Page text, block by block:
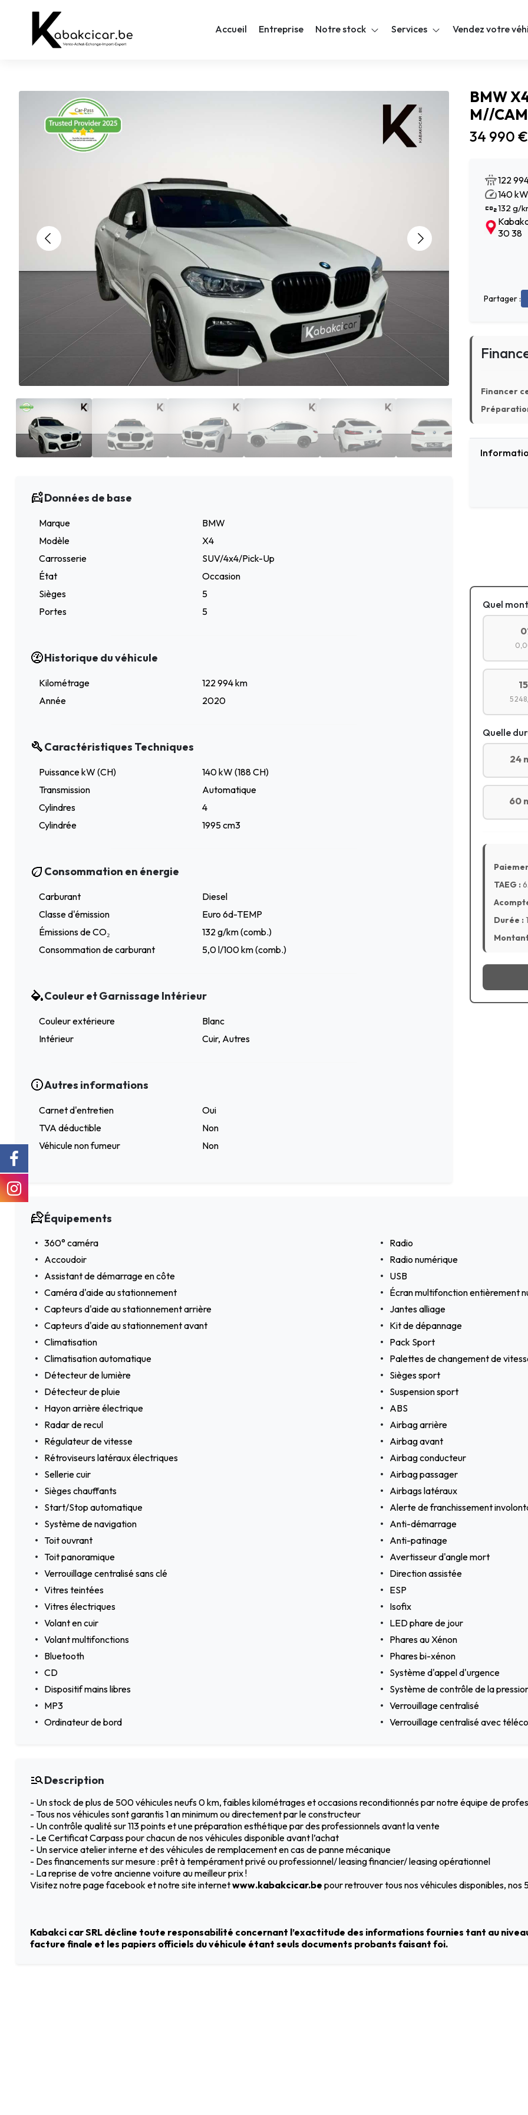
Accueil Entreprise Notre stock Services Vendez votre
Données de base
Marque
BMW
Modèle
X4
Carrosserie
SUV/4x4/Pick-Up
État
Occasion
Sièges
5
Portes
5
Historique du véhicule
Kilométrage
122 994 km
Année
2020
Caractéristiques Techniques
Puissance kW (CH)
140 kW (188 CH)
Transmission
Automatique
Cylindres
4
Cylindrée
1995 cm3
Consommation en énergie
Carburant
Diesel
Classe d'émission
Euro 6d-TEMP
Émissions de CO₂
132 g/km (comb.)
Consommation de carburant
5,0 l/100 km (comb.)
Couleur et Garnissage Intérieur
Couleur extérieure
Blanc
Intérieur
Cuir, Autres
Autres informations
Carnet d'entretien
Oui
TVA déductible
Non
Véhicule non fumeur
Non
BMW
M//
34 990 €
122
140
132 g/
30 38
Partager :
Financer
Quel
5
Quelle
24
60
TAEG :
Durée :
Équipements
360° caméra
Radio
Accoudoir
Radio numérique
Assistant de démarrage en côte
USB
Caméra d'aide au stationnement
Écran multifonction entièrement
Capteurs d'aide au stationnement arrière
Jantes alliage
Capteurs d'aide au stationnement avant
Kit de dépannage
Climatisation
Pack Sport
Climatisation automatique
Palettes de changement de
Détecteur de lumière
Sièges sport
Détecteur de pluie
Suspension sport
Hayon arrière électrique
ABS
Radar de recul
Airbag arrière
Régulateur de vitesse
Airbag avant
Rétroviseurs latéraux électriques
Airbag conducteur
Sellerie cuir
Airbag passager
Sièges chauffants
Airbags latéraux
Start/Stop automatique
Alerte de franchissement
Système de navigation
Anti-démarrage
Toit ouvrant
Anti-patinage
Toit panoramique
Avertisseur d'angle mort
Verrouillage centralisé sans clé
Direction assistée
Vitres teintées
ESP
Vitres électriques
Isofix
Volant en cuir
LED phare de jour
Volant multifonctions
Phares au Xénon
Bluetooth
Phares bi-xénon
CD
Système d'appel d'urgence
Dispositif mains libres
Système de contrôle de la
MP3
Verrouillage centralisé
Ordinateur de bord
Verrouillage centralisé avec
Description
- Un stock de plus de 500 véhicules neufs 0 km, faibles kilométrages et occasions reconditionnés par notre équipe de
- Tous nos véhicules sont garantis 1 an minimum ou directement par le constructeur
- Un contrôle qualité sur 113 points et une préparation esthétique par des professionnels avant la vente
- Le Certificat Carpass pour chacun de nos véhicules disponible avant l’achat
- Un service atelier interne et des véhicules de remplacement en cas de panne mécanique
- Des financements sur mesure : prêt à tempérament privé ou professionnel/ leasing financier/ leasing opérationnel
- La reprise de votre ancienne voiture au meilleur prix !
Visitez notre page facebook et notre site internetwww.kabakcicar.be pour retrouver tous nos véhicules disponibles,
Kabakci car SRL décline toute responsabilité concernant l’exactitude des informations fournies tant au
facture finale et les papiers officiels du véhicule étant seuls documents probants faisant foi.